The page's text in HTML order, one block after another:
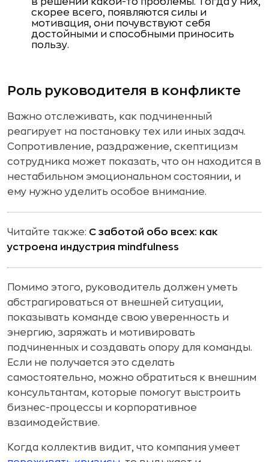
скорее всего, появляются силы и
мотивация, они почувствуют себя
достойными и способными приносить
пользу.
Роль руководителя в конфликте
Важно отслеживать, как подчиненный
реагирует на постановку тех или иных задач.
Сопротивление, раздражение, скептицизм
сотрудника может показать, что он находится в
нестабильном эмоциональном состоянии, и
ему нужно уделить особое внимание.
Читайте также: С заботой обо всех: как
устроена индустрия mindfulness
Помимо этого, руководитель должен уметь
абстрагироваться от внешней ситуации,
показывать команде свою уверенность и
энергию, заряжать и мотивировать
подчиненных и создавать опору для команды.
Если не получается это сделать
самостоятельно, можно обратиться к внешним
консультантам, которые помогут выстроить
бизнес-процессы и корпоративное
взаимодействие.
Когда коллектив видит, что компания умеет